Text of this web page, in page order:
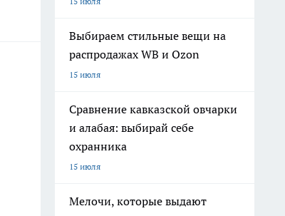
Выбираем стильные вещи на
распродажах WB и Ozon
15 июля
Сравнение кавказской овчарки
и алабая: выбирай себе
охранника
15 июля
Мелочи, которые выдают